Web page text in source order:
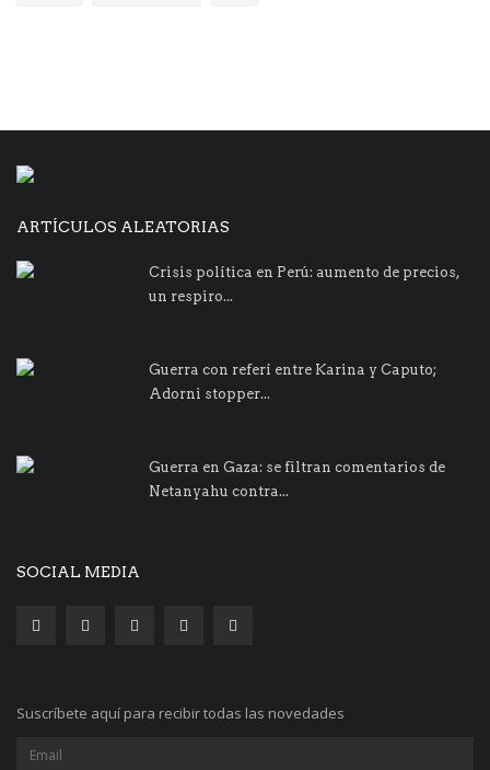
ARTÍCULOS ALEATORIAS
Crisis política en Perú: aumento de precios,
un respiro...
Guerra con referí entre Karina y Caputo;
Adorni stopper...
Guerra en Gaza: se filtran comentarios de
Netanyahu contra...
SOCIAL MEDIA
Suscríbete aquí para recibir todas las novedades